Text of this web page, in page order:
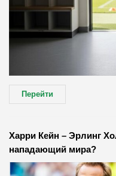
Перейти
Харри Кейн – Эрлинг
нападающий мира?